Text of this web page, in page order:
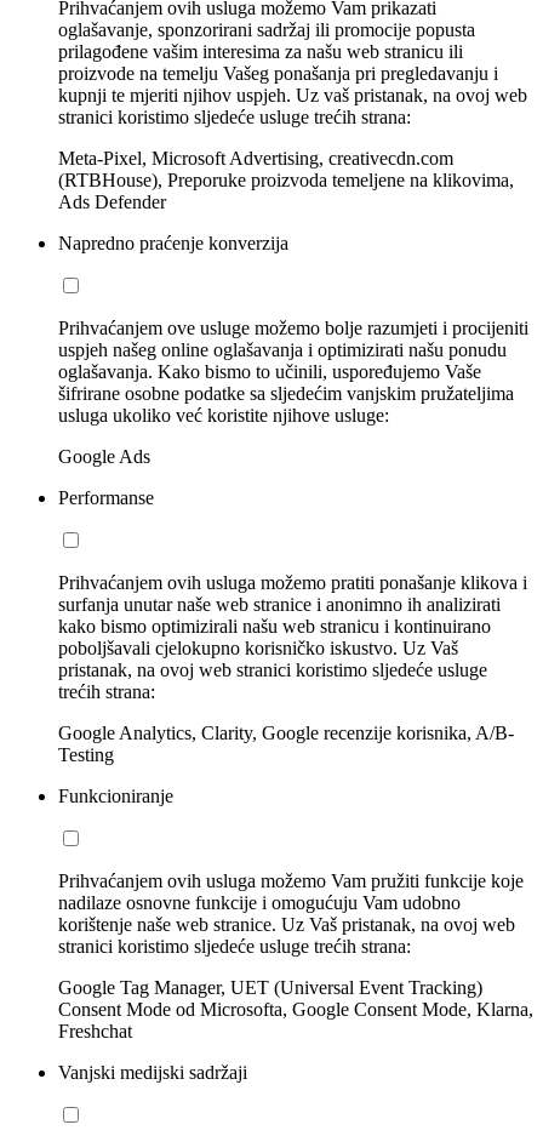
Prihvaćanjem ovih usluga možemo Vam prikazati
oglašavanje, sponzorirani sadržaj ili promocije popusta
prilagođene vašim interesima za našu web stranicu ili
proizvode na temelju Vašeg ponašanja pri pregledavanju i
kupnji te mjeriti njihov uspjeh. Uz vaš pristanak, na ovoj web
stranici koristimo sljedeće usluge trećih strana:
Meta-Pixel, Microsoft Advertising, creativecdn.com
(RTBHouse), Preporuke proizvoda temeljene na klikovima,
Ads Defender
Napredno praćenje konverzija
Prihvaćanjem ove usluge možemo bolje razumjeti i procijeniti
uspjeh našeg online oglašavanja i optimizirati našu ponudu
oglašavanja. Kako bismo to učinili, uspoređujemo Vaše
šifrirane osobne podatke sa sljedećim vanjskim pružateljima
usluga ukoliko već koristite njihove usluge:
Google Ads
Performanse
Prihvaćanjem ovih usluga možemo pratiti ponašanje klikova i
surfanja unutar naše web stranice i anonimno ih analizirati
kako bismo optimizirali našu web stranicu i kontinuirano
poboljšavali cjelokupno korisničko iskustvo. Uz Vaš
pristanak, na ovoj web stranici koristimo sljedeće usluge
trećih strana:
Google Analytics, Clarity, Google recenzije korisnika, A/B-
Testing
Funkcioniranje
Prihvaćanjem ovih usluga možemo Vam pružiti funkcije koje
nadilaze osnovne funkcije i omogućuju Vam udobno
korištenje naše web stranice. Uz Vaš pristanak, na ovoj web
stranici koristimo sljedeće usluge trećih strana:
Google Tag Manager, UET (Universal Event Tracking)
Consent Mode od Microsofta, Google Consent Mode, Klarna,
Freshchat
Vanjski medijski sadržaji